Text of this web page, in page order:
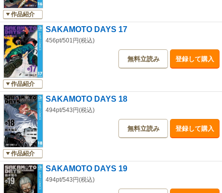
作品紹介
作品紹介
SAKAMOTO DAYS 17
456pt/501円(税込)
無料立読み 登録して購入
作品紹介
SAKAMOTO DAYS 18
494pt/543円(税込)
無料立読み 登録して購入
SAKAMOTO DAYS 19
494pt/543円(税込)